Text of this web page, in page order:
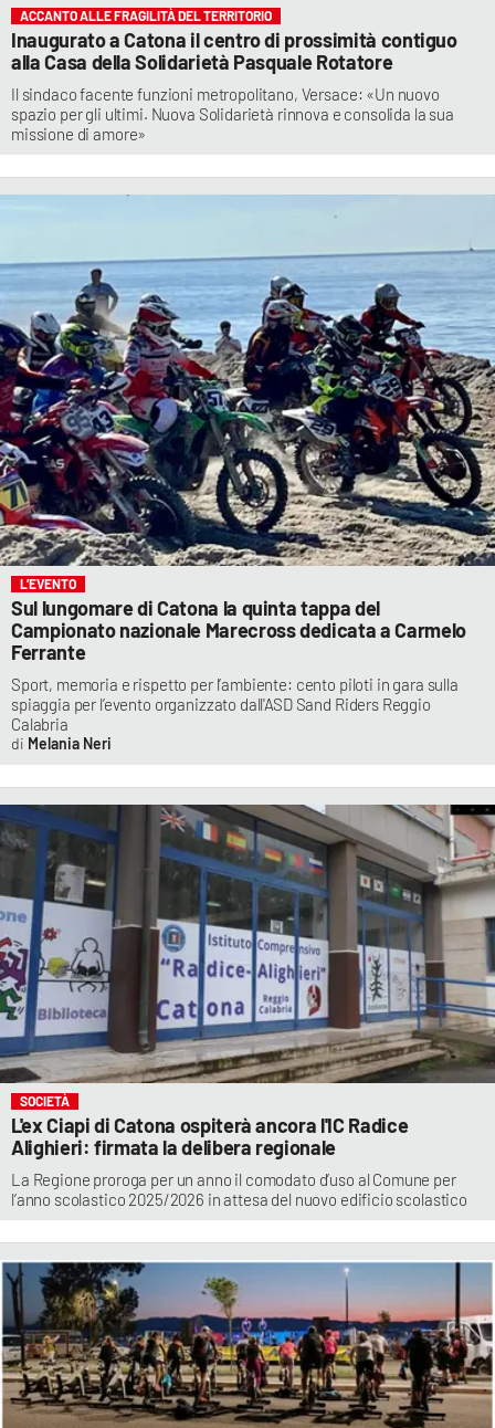
ACCANTO ALLE FRAGILITÀ DEL TERRITORIO
Inaugurato a Catona il centro di prossimità contiguo
alla Casa della Solidarietà Pasquale Rotatore
Il sindaco facente funzioni metropolitano, Versace: «Un nuovo
spazio per gli ultimi. Nuova Solidarietà rinnova e consolida la sua
missione di amore»
L’EVENTO
Sul lungomare di Catona la quinta tappa del
Campionato nazionale Marecross dedicata a Carmelo
Ferrante
Sport, memoria e rispetto per l’ambiente: cento piloti in gara sulla
spiaggia per l’evento organizzato dall'ASD Sand Riders Reggio
Calabria
Melania Neri
SOCIETÀ
L'ex Ciapi di Catona ospiterà ancora l'IC Radice
Alighieri: firmata la delibera regionale
La Regione proroga per un anno il comodato d’uso al Comune per
l’anno scolastico 2025/2026 in attesa del nuovo edificio scolastico